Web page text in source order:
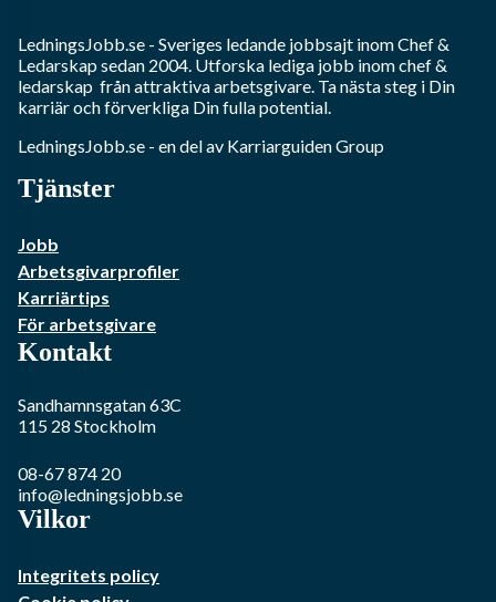
LedningsJobb.se - Sveriges ledande jobbsajt inomChef &
Ledarskapsedan 2004. Utforska lediga jobb inomchef &
ledarskap från attraktiva arbetsgivare. Ta nästa steg i Din
karriär och förverkliga Din fulla potential.
LedningsJobb.se - en del av Karriarguiden Group
Tjänster
Jobb
Arbetsgivarprofiler
Karriärtips
För arbetsgivare
Kontakt
Sandhamnsgatan 63C
115 28 Stockholm
08-67 874 20
info@ledningsjobb.se
Vilkor
Integritets policy